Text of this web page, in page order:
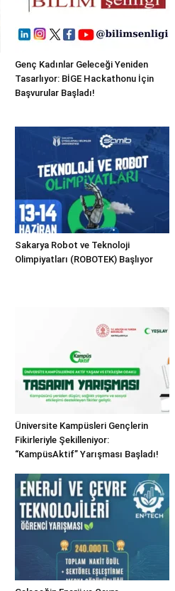
Genç Kadınlar Geleceği Yeniden
Tasarlıyor: BİGE Hackathonu İçin
Başvurular Başladı!
Sakarya Robot ve Teknoloji
Olimpiyatları (ROBOTEK) Başlıyor
Üniversite Kampüsleri Gençlerin
Fikirleriyle Şekilleniyor:
“KampüsAktif” Yarışması Başladı!